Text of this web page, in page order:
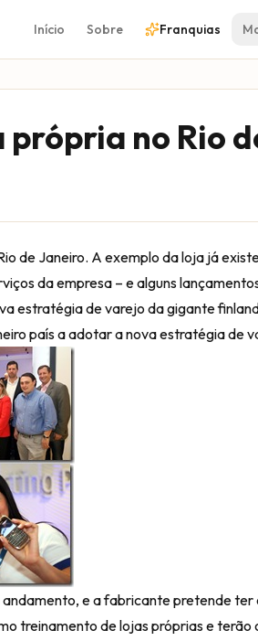
Início Sobre Franquias
no Rio
de Janeiro. A exemplo da loja já
da empresa – e alguns
estratégia de varejo da gigante
país a adotar a nova estratégia de
e a fabricante pretende
treinamento de lojas próprias e